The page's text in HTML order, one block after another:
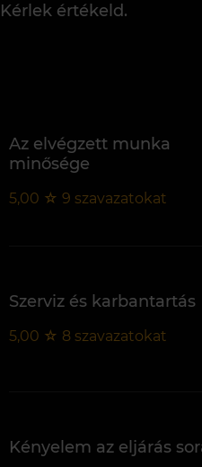
Kérlek értékeld.
Az elvégzett munka
minősége
5,00 ☆ 9 szavazatokat
Szerviz és karbantartás
5,00 ☆ 8 szavazatokat
Kényelem az eljárás